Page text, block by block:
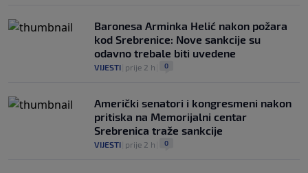
Baronesa Arminka Helić nakon požara
kod Srebrenice: Nove sankcije su
odavno trebale biti uvedene
VIJESTI prije 2 h 0
Američki senatori i kongresmeni nakon
pritiska na Memorijalni centar
Srebrenica traže sankcije
VIJESTI prije 2 h 0